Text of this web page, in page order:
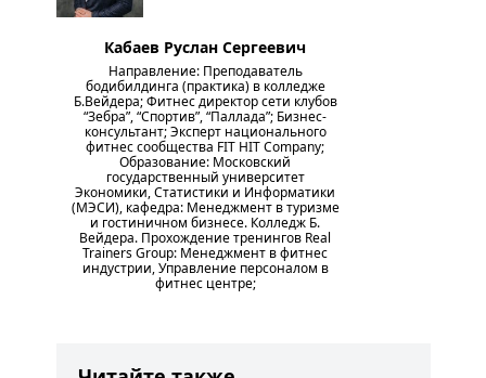
Кабаев Руслан Сергеевич
Направление: Преподаватель
бодибилдинга (практика) в колледже
Б.Вейдера; Фитнес директор сети клубов
“Зебра”, “Спортив”, “Паллада”; Бизнес-
консультант; Эксперт национального
фитнес сообщества FIT HIT Company;
Образование: Московский
государственный университет
Экономики, Статистики и Информатики
(МЭСИ), кафедра: Менеджмент в туризме
и гостиничном бизнесе. Колледж Б.
Вейдера. Прохождение тренингов Real
Trainers Group: Менеджмент в фитнес
индустрии, Управление персоналом в
фитнес центре;